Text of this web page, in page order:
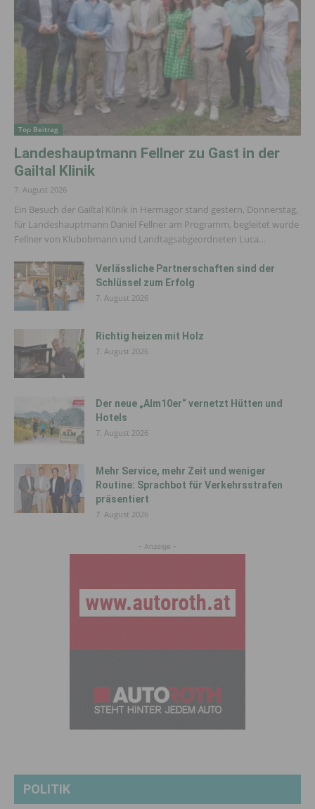
Top Beitrag
Landeshauptmann Fellner zu Gast in der
Gailtal Klinik
7. August 2026
Ein Besuch der Gailtal Klinik in Hermagor stand gestern, Donnerstag,
für Landeshauptmann Daniel Fellner am Programm, begleitet wurde
Fellner von Klubobmann und Landtagsabgeordneten Luca...
Verlässliche Partnerschaften sind der
Schlüssel zum Erfolg
7. August 2026
Richtig heizen mit Holz
7. August 2026
Der neue „Alm10er“ vernetzt Hütten und
Hotels
7. August 2026
Mehr Service, mehr Zeit und weniger
Routine: Sprachbot für Verkehrsstrafen
präsentiert
7. August 2026
- Anzeige -
POLITIK